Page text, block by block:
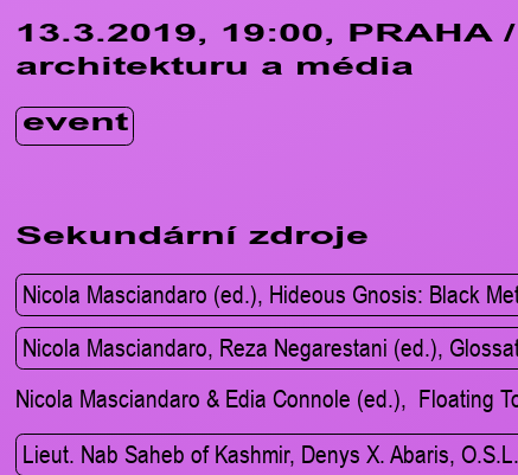
13.3.2019, 19:00, PRAHA
architekturu a média
event
Sekundární zdroje
Nicola Masciandaro (ed.), Hideous Gnosis: Black
Nicola Masciandaro, Reza Negarestani (ed.),
Nicola Masciandaro & Edia Connole (ed.), Floating
Lieut. Nab Saheb of Kashmir, Denys X. Abaris,